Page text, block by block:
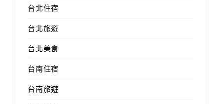
台北住宿
台北旅遊
台北美食
台南住宿
台南旅遊